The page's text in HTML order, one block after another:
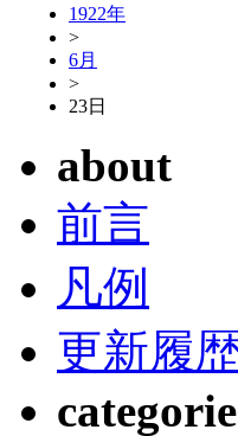
1922年
>
6月
>
23日
about
前言
凡例
更新履